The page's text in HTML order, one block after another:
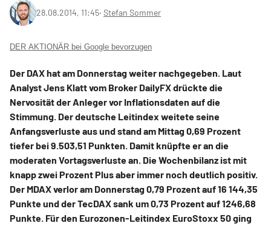
28.08.2014, 11:45‧ Stefan Sommer
DER AKTIONÄR bei Google bevorzugen
Der DAX hat am Donnerstag weiter nachgegeben. Laut
Analyst Jens Klatt vom Broker DailyFX drückte die
Nervosität der Anleger vor Inflationsdaten auf die
Stimmung. Der deutsche Leitindex weitete seine
Anfangsverluste aus und stand am Mittag 0,69 Prozent
tiefer bei 9.503,51 Punkten. Damit knüpfte er an die
moderaten Vortagsverluste an. Die Wochenbilanz ist mit
knapp zwei Prozent Plus aber immer noch deutlich positiv.
Der MDAX verlor am Donnerstag 0,79 Prozent auf 16 144,35
Punkte und der TecDAX sank um 0,73 Prozent auf 1246,68
Punkte. Für den Eurozonen-Leitindex EuroStoxx 50 ging